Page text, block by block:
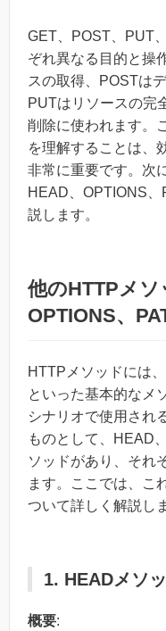
GET、POST、PUT
ぞれ異なる目的と操
スの取得、POSTは
PUTはリソースの完
削除に使われます。
を理解することは、
非常に重要です。次
HEAD、OPTIONS
説します。
他のHTTPメソ
OPTIONS、
HTTPメソッドには
といった基本的なメ
シナリオで使用され
ものとして、HEAD
ソッドがあり、それ
ます。ここでは、こ
ついて詳しく解説し
1. HEADメソ
概要: